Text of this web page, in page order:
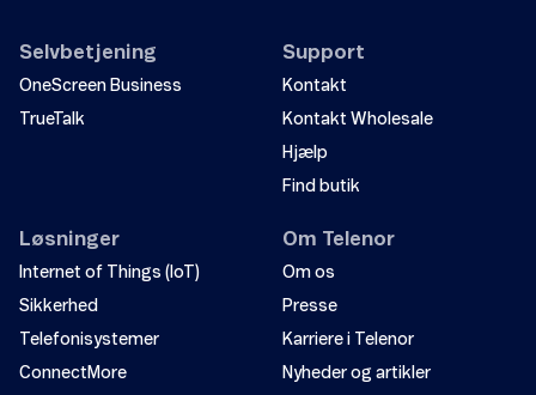
Selvbetjening
OneScreen Business
TrueTalk
Support
Kontakt
Kontakt Wholesale
Hjælp
Find butik
Løsninger
Internet of Things (IoT)
Sikkerhed
Telefonisystemer
ConnectMore
Om Telenor
Om os
Presse
Karriere i Telenor
Nyheder og artikler